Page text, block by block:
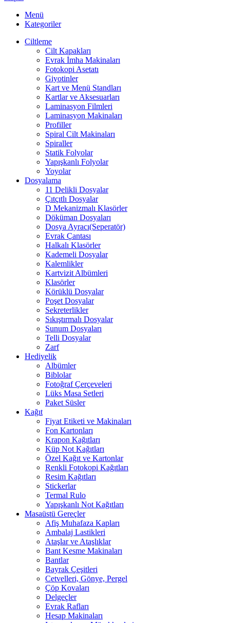
Menü
Kategoriler
Ciltleme
Cilt Kapakları
Evrak İmha Makinaları
Fotokopi Asetatı
Giyotinler
Kart ve Menü Standları
Kartlar ve Aksesuarları
Laminasyon Filmleri
Laminasyon Makinaları
Profiller
Spiral Cilt Makinaları
Spiraller
Statik Folyolar
Yapışkanlı Folyolar
Yoyolar
Dosyalama
11 Delikli Dosyalar
Çıtçıtlı Dosyalar
D Mekanizmalı Klasörler
Döküman Dosyaları
Dosya Ayracı(Seperatör)
Evrak Çantası
Halkalı Klasörler
Kademeli Dosyalar
Kalemlikler
Kartvizit Albümleri
Klasörler
Körüklü Dosyalar
Poşet Dosyalar
Sekreterlikler
Sıkıştırmalı Dosyalar
Sunum Dosyaları
Telli Dosyalar
Zarf
Hediyelik
Albümler
Biblolar
Fotoğraf Çerçeveleri
Lüks Masa Setleri
Paket Süsler
Kağıt
Fiyat Etiketi ve Makinaları
Fon Kartonları
Krapon Kağıtları
Küp Not Kağıtları
Özel Kağıt ve Kartonlar
Renkli Fotokopi Kağıtları
Resim Kağıtları
Stickerlar
Termal Rulo
Yapışkanlı Not Kağıtları
Masaüstü Gereçler
Afiş Muhafaza Kapları
Ambalaj Lastikleri
Ataşlar ve Ataşlıklar
Bant Kesme Makinaları
Bantlar
Bayrak Çeşitleri
Cetvelleri, Gönye, Pergel
Çöp Kovaları
Delgeçler
Evrak Rafları
Hesap Makinaları